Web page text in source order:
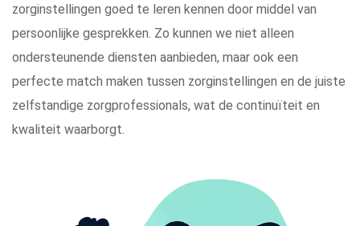
zorginstellingen goed te leren kennen door middel van
persoonlijke gesprekken. Zo kunnen we niet alleen
ondersteunende diensten aanbieden, maar ook een
perfecte match maken tussen zorginstellingen en de juiste
zelfstandige zorgprofessionals, wat de continuïteit en
kwaliteit waarborgt.